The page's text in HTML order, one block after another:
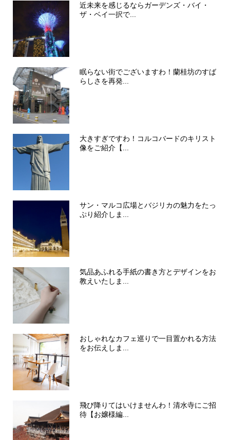
近未来を感じるならガーデンズ・バイ・
ザ・ベイ一択で...
眠らない街でございますわ！蘭桂坊のすば
らしさを再発...
大きすぎですわ！コルコバードのキリスト
像をご紹介【...
サン・マルコ広場とバジリカの魅力をたっ
ぷり紹介しま...
気品あふれる手紙の書き方とデザインをお
教えいたしま...
おしゃれなカフェ巡りで一目置かれる方法
をお伝えしま...
飛び降りてはいけませんわ！清水寺にご招
待【お嬢様編...